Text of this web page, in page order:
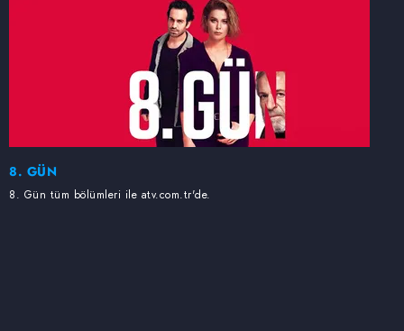
8. GÜN
8. Gün tüm bölümleri ile atv.com.tr'de.